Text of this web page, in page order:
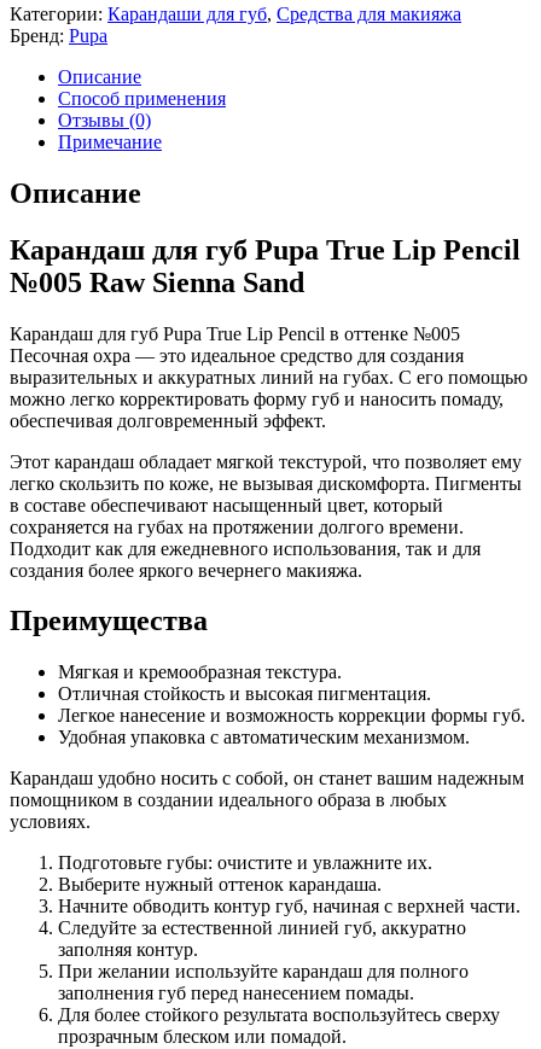
Категории: Карандаши для губ, Средства для макияжа
Бренд: Pupa
Описание
Способ применения
Отзывы (0)
Примечание
Описание
Карандаш для губ Pupa True Lip Pencil
№005 Raw Sienna Sand
Карандаш для губ Pupa True Lip Pencil в оттенке №005
Песочная охра — это идеальное средство для создания
выразительных и аккуратных линий на губах. С его помощью
можно легко корректировать форму губ и наносить помаду,
обеспечивая долговременный эффект.
Этот карандаш обладает мягкой текстурой, что позволяет ему
легко скользить по коже, не вызывая дискомфорта. Пигменты
в составе обеспечивают насыщенный цвет, который
сохраняется на губах на протяжении долгого времени.
Подходит как для ежедневного использования, так и для
создания более яркого вечернего макияжа.
Преимущества
Мягкая и кремообразная текстура.
Отличная стойкость и высокая пигментация.
Легкое нанесение и возможность коррекции формы губ.
Удобная упаковка с автоматическим механизмом.
Карандаш удобно носить с собой, он станет вашим надежным
помощником в создании идеального образа в любых
условиях.
Подготовьте губы: очистите и увлажните их.
Выберите нужный оттенок карандаша.
Начните обводить контур губ, начиная с верхней части.
Следуйте за естественной линией губ, аккуратно
заполняя контур.
При желании используйте карандаш для полного
заполнения губ перед нанесением помады.
Для более стойкого результата воспользуйтесь сверху
прозрачным блеском или помадой.